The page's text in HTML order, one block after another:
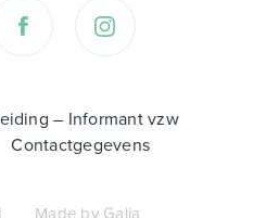
– Informant vzw
Contactgegevens